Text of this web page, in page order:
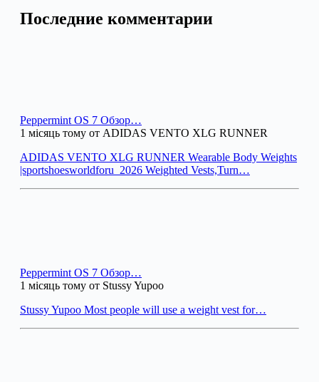
Последние комментарии
Peppermint OS 7 Обзор…
1 місяць тому от ADIDAS VENTO XLG RUNNER
ADIDAS VENTO XLG RUNNER Wearable Body Weights
|sportshoesworldforu_2026 Weighted Vests,Turn…
Peppermint OS 7 Обзор…
1 місяць тому от Stussy Yupoo
Stussy Yupoo Most people will use a weight vest for…